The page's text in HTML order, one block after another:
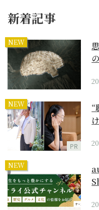
新着記事
NEW
NEW
PR
“
NEW